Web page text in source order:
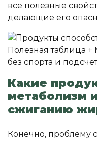
все полезные
делающие его
Какие
метаболизм
сжиганию
Конечно, проблему